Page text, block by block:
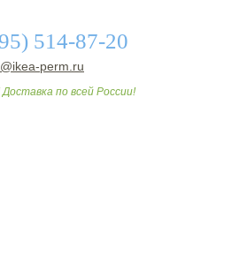
514-87-20
perm.ru
по всей России!